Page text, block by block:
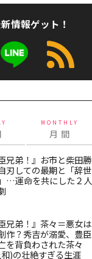
情報ゲット！
MONTHLY
月 間
兄弟！』お市と柴田勝
刃しての最期と「辞世
…運命を共にした２人
兄弟！』茶々＝悪女は
作？秀吉が溺愛、豊臣
を背負わされた茶々
)の壮絶すぎる生涯